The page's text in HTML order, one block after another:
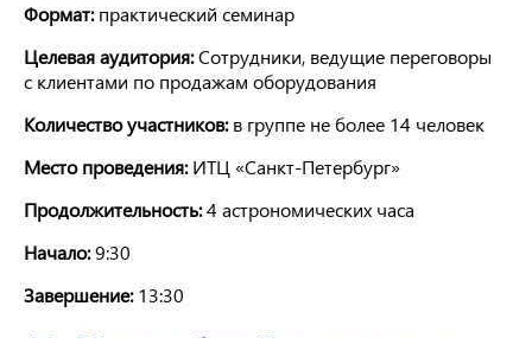
Формат:практический семинар
Целевая аудитория:Сотрудники, ведущие переговоры
с клиентами по продажам оборудования
Количество участников:в группе не более 14 человек
Место проведения:ИТЦ «Санкт-Петербург»
Продолжительность:4 астрономических часа
Начало:9:30
Завершение:13:30